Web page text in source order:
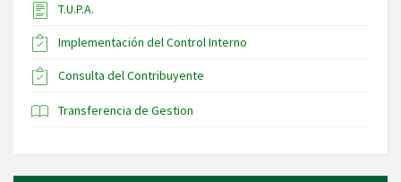
T.U.P.A.
Implementación del Control Interno
Consulta del Contribuyente
Transferencia de Gestion